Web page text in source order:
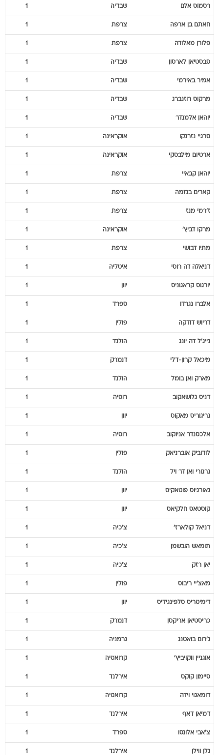
רסמוס אלם שבדיה 1
חאתם בן ארפה צרפת 1
פלורן מאלודה צרפת 1
סבסטיאן לארסון שבדיה 1
אמיר באירמי שבדיה 1
מרקוס רוזנברג שבדיה 1
יוהאן אלמנדר שבדיה 1
סרגיי נזרנקו אוקראינה 1
ארטיום מילבסקי אוקראינה 1
יוהאן קבאיי צרפת 1
קארים בנזמה צרפת 1
ז'רמי מנז צרפת 1
מרקו דביץ' אוקראינה 1
מתיו דבושי צרפת 1
דניאלה דה רוסי איטליה 1
יורגוס קראגוניס יוון 1
אלברו נגרדו ספרד 1
דריוש דודקה פולין 1
נייג'ל דה יונג הולנד 1
מיכאל קרון-דלי דנמרק 1
מארק ואן בומל הולנד 1
דניס גלושאקוב רוסיה 1
גריגוריס מאקוס יוון 1
אלכסנדר אניוקוב רוסיה 1
לודוביק אוברניאק פולין 1
גרגורי ואן דר ויל הולנד 1
גאורגיוס פוטאקיס יוון 1
קוסטאס חלקיאס יוון 1
דניאל קולארז' צ'כיה 1
תומאש הובשמן צ'כיה 1
יאן רזק צ'כיה 1
מאצ'יי ריבוס פולין 1
דימיטריס סלפינגידיס יוון 1
כריסטיאן אריקסן דנמרק 1
ג'רום בואטנג גרמניה 1
אוגניין ווקויביץ' קרואטיה 1
סיימון קוקס אירלנד 1
דומאגוי וידה קרואטיה 1
דמיאן דאף אירלנד 1
צ'אבי אלונסו ספרד 1
גלן ווילן אירלנד 1